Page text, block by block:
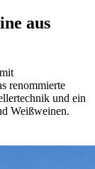
aus
renommierte
und ein
Weißweinen.